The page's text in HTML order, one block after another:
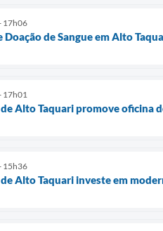
17h06
Doação de Sangue em Alto
17h01
Alto Taquari promove oficina
15h36
Alto Taquari investe em